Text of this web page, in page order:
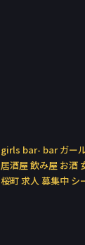
girls bar- bar ガー
居酒屋 飲み屋 お酒
桜町 求人 募集中 シ